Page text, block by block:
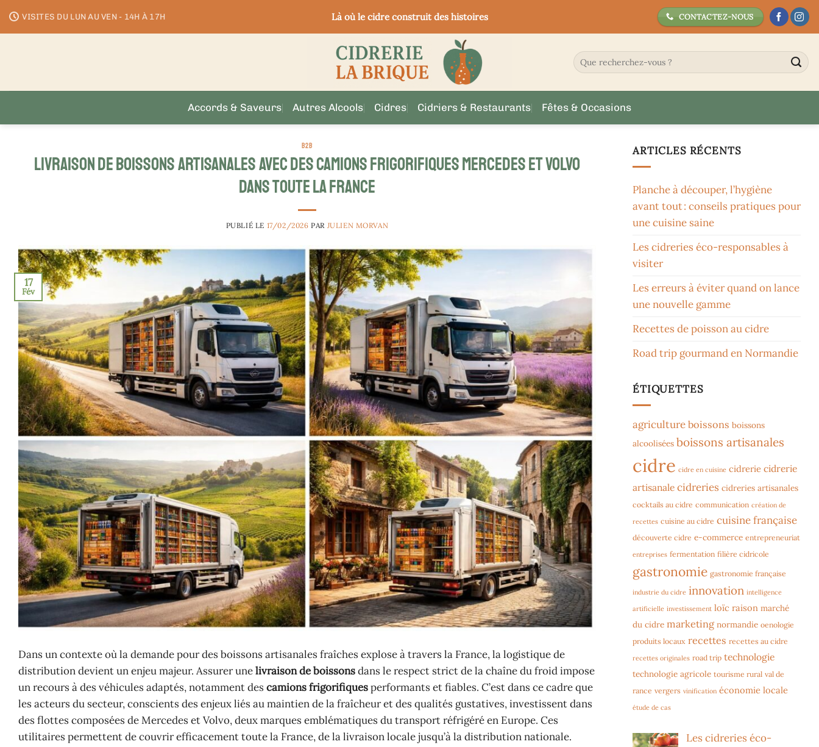
au
VISITES DU LUN AU VEN - 14H À 17H Là où le cidre construit des histoires CONTACTEZ-NOUS
Accords & Saveurs Autres Alcools Cidres Cidriers & Restaurants Fêtes & Occasions
B2B
Livraison de boissons artisanales avec des camions frigorifiques Mercedes et Volvo
dans toute la France
PUBLIÉ LE 17/02/2026 PAR JULIEN MORVAN
17
Fév
Dans un contexte où la demande pour des boissons artisanales fraîches explose à travers la France, la logistique de
distribution devient un enjeu majeur. Assurer unelivraison de boissonsdans le respect strict de la chaîne du froid impose
un recours à des véhicules adaptés, notamment des camions frigorifiquesperformants et fiables. C’est dans ce cadre que
les acteurs du secteur, conscients des enjeux liés au maintien de la fraîcheur et des qualités gustatives, investissent dans
des flottes composées de Mercedes et Volvo, deux marques emblématiques du transport réfrigéré en Europe. Ces
utilitaires permettent de couvrir efficacement toute la France, de la livraison locale jusqu’à la distribution nationale.
ARTICLES RÉCENTS
Planche à découper, l’hygiène
avant tout : conseils pratiques pour
une cuisine saine
Les cidreries éco-responsables à
visiter
Les erreurs à éviter quand on lance
une nouvelle gamme
Recettes de poisson au cidre
Road trip gourmand en Normandie
ÉTIQUETTES
agriculture boissons boissons
alcoolisées boissons artisanales
cidre cidre en cuisine cidrerie cidrerie
artisanale cidreries cidreries artisanales
cocktails au cidre communication création de
recettes cuisine au cidre cuisine française
découverte cidre e-commerce entrepreneuriat
entreprises fermentation filière cidricole
gastronomie gastronomie française
industrie du cidre innovation intelligence
artificielle investissement loïc raison marché
du cidre marketing normandie oenologie
produits locaux recettes recettes au cidre
recettes originales road trip technologie
technologie agricole tourisme rural val de
rance vergers vinification économie locale
étude de cas
Les cidreries éco-